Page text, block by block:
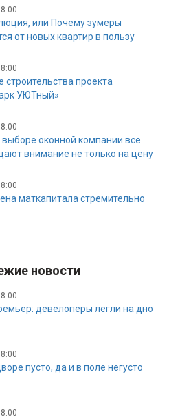
или Почему зумеры
от новых квартир в пользу
строительства проекта
УЮТный»
оконной компании все
внимание не только на цену
маткапитала стремительно
новости
девелоперы легли на дно
пусто, да и в поле негусто